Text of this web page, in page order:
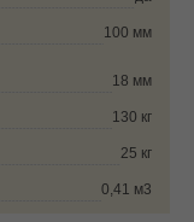
100 мм
18 мм
130 кг
25 кг
0,41 м3